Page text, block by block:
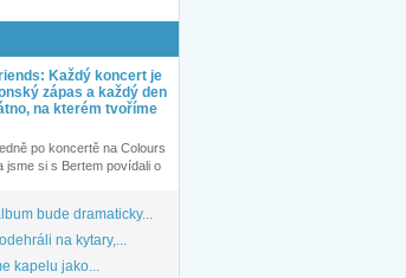
Každý koncert je
zápas a každý den
na kterém tvoříme
po koncertě na Colours
jsme si s Bertem povídali o
bude dramaticky...
na kytary,...
kapelu jako...